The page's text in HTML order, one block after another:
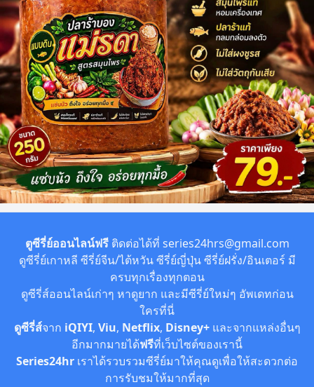
ตูซีรี่ย์ออนไลน์ฟรีติดต่อได้ที่ series24hrs@gmail.com
ดูซีรี่ย์เกาหลี ซีรี่ย์จีน/ไต้หวัน ซีรี่ย์ญี่ปุ่น ซีรี่ย์ฝรั่ง/อินเตอร์ มี
ครบทุกเรื่องทุกตอน
ดูซีรี่ส์ออนไลน์เก่าๆ หาดูยาก และมีซีรี่ย์ใหม่ๆ อัพเดทก่อน
ใครที่นี่
ดูซีรี่ส์จาก iQIYI, Viu, Netflix, Disney+ และจากแหล่งอื่นๆ
อีกมากมายได้ฟรีที่เว็บไซต์ของเรานี้
Series24hr เราได้รวบรวมซีรี่ย์มาให้คุณดูเพื่อให้สะดวกต่อ
การรับชมให้มากที่สุด